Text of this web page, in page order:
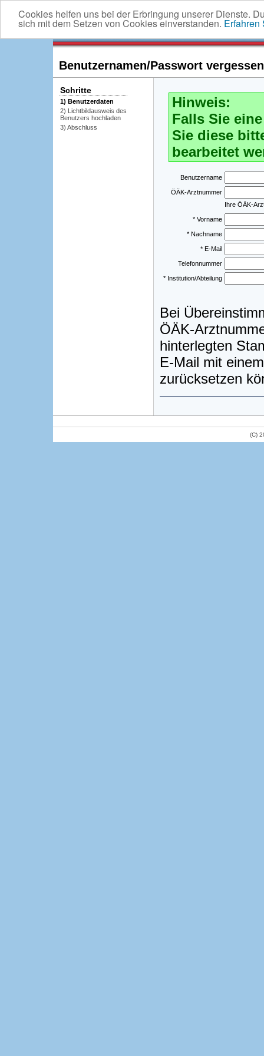
Cookies helfen uns bei der Erbringung unserer Dienste.
sich mit dem Setzen von Cookies einverstanden. Erfahren
Benutzernamen/Passwort
Schritte
1) Benutzerdaten
2) Lichtbildausweis des
Benutzers hochladen
3) Abschluss
Hinweis:
Falls Sie
Sie diese
bearbeitet
Benutzername
ÖÄK-Arztnummer
Ihre ÖÄK-
* Vorname
* Nachname
* E-Mail
Telefonnummer
* Institution/Abteilung
Bei
ÖÄK-
hinterlegten
E-Mail mit
zurücksetzen
(C)